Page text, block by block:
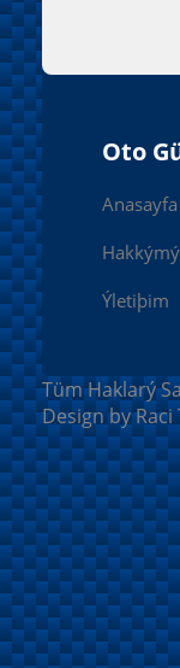
Oto
Anasayfa
Ýletiþim
Tüm Haklarý
Design by Raci